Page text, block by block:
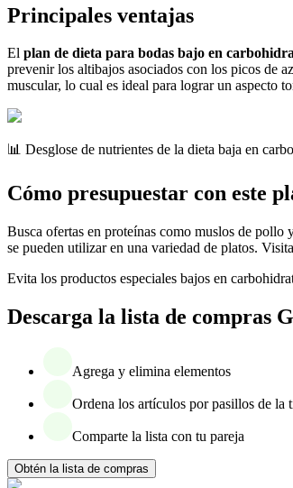
Principales ventajas
El plan de dieta para bodas bajo en
prevenir los altibajos asociados con los picos de
muscular, lo cual es ideal para lograr un aspecto
📊 Desglose de nutrientes de la dieta baja en
Cómo presupuestar con este
Busca ofertas en proteínas como muslos de pollo
se pueden utilizar en una variedad de platos.
Evita los productos especiales bajos en
Descarga la lista de compras
Agrega y elimina elementos
Ordena los artículos por pasillos de la
Comparte la lista con tu pareja
Obtén la lista de compras